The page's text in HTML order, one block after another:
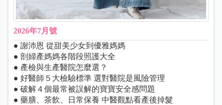
2026年7月號
● 謝沛恩 從甜美少女到優雅媽媽
● 剖婦產媽媽各階段照護大全
● 產檢與生產醫院怎麼選？
● 好醫師５大檢驗標準 選對醫院是風險管理
● 破解４個最常被誤解的寶寶安全感問題
● 藥膳、茶飲、日常保養 中醫觀點看產後掉髮